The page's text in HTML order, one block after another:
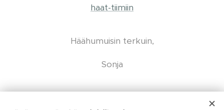
haat-tiimiin
Häähumuisin terkuin,
Sonja